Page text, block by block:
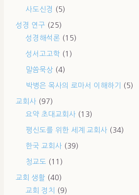
사도신경 (5)
성경 연구 (25)
성경해석론 (15)
성서고고학 (1)
말씀묵상 (4)
박병은 목사의 로마서 이해하기 (5)
교회사 (97)
요약 초대교회사 (13)
평신도를 위한 세계 교회사 (34)
한국 교회사 (39)
청교도 (11)
교회 생활 (40)
교회 정치
(9)